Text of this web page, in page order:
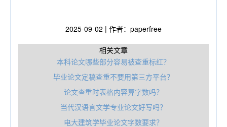
2025-09-02 | 作者：paperfree
相关文章
本科论文哪些部分容易被查重标红？
毕业论文定稿查重不要用第三方平台？
论文查重时表格内容算字数吗？
当代汉语言文学专业论文好写吗？
电大建筑学毕业论文字数要求？